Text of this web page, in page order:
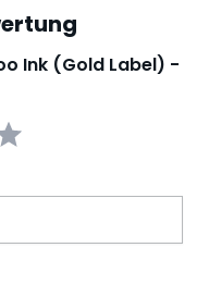
Ink (Gold Label) -